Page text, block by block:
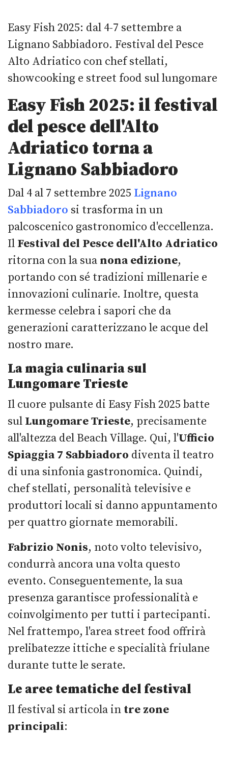
Easy Fish 2025: dal 4-7 settembre a
Lignano Sabbiadoro. Festival del Pesce
Alto Adriatico con chef stellati,
showcooking e street food sul lungomare
Easy Fish 2025: il festival
del pesce dell'Alto
Adriatico torna a
Lignano Sabbiadoro
Dal 4 al 7 settembre 2025 Lignano
Sabbiadoro si trasforma in un
palcoscenico gastronomico d'eccellenza.
Il Festival del Pesce dell'Alto Adriatico
ritorna con la sua nona edizione,
portando con sé tradizioni millenarie e
innovazioni culinarie. Inoltre, questa
kermesse celebra i sapori che da
generazioni caratterizzano le acque del
nostro mare.
La magia culinaria sul
Lungomare Trieste
Il cuore pulsante di Easy Fish 2025 batte
sul Lungomare Trieste, precisamente
all'altezza del Beach Village. Qui, l'Ufficio
Spiaggia 7 Sabbiadoro diventa il teatro
di una sinfonia gastronomica. Quindi,
chef stellati, personalità televisive e
produttori locali si danno appuntamento
per quattro giornate memorabili.
Fabrizio Nonis, noto volto televisivo,
condurrà ancora una volta questo
evento. Conseguentemente, la sua
presenza garantisce professionalità e
coinvolgimento per tutti i partecipanti.
Nel frattempo, l'area street food offrirà
prelibatezze ittiche e specialità friulane
durante tutte le serate.
Le aree tematiche del festival
Il festival si articola in tre zone
principali: